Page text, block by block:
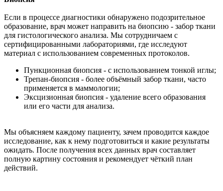
Если в процессе диагностики обнаружено подозрительное
образование, врач может направить на биопсию - забор ткани
для гистологического анализа. Мы сотрудничаем с
сертифицированными лабораториями, где исследуют
материал с использованием современных протоколов.
Пункционная биопсия - с использованием тонкой иглы;
Трепан-биопсия - более объёмный забор ткани, часто
применяется в маммологии;
Эксцизионная биопсия - удаление всего образования
или его части для анализа.
Мы объясняем каждому пациенту, зачем проводится каждое
исследование, как к нему подготовиться и какие результаты
ожидать. После получения всех данных врач составляет
полную картину состояния и рекомендует чёткий план
действий.